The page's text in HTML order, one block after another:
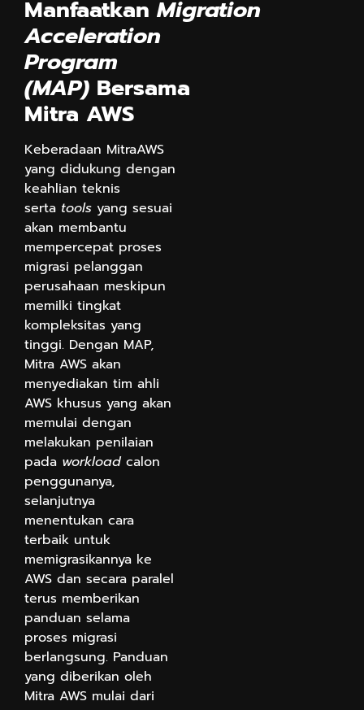
Manfaatkan Migration
Acceleration
Program
(MAP) Bersama
Mitra AWS
Keberadaan MitraAWS
yang didukung dengan
keahlian teknis
serta tools yang sesuai
akan membantu
mempercepat proses
migrasi pelanggan
perusahaan meskipun
memilki tingkat
kompleksitas yang
tinggi. Dengan MAP,
Mitra AWS akan
menyediakan tim ahli
AWS khusus yang akan
memulai dengan
melakukan penilaian
pada workloadcalon
penggunanya,
selanjutnya
menentukan cara
terbaik untuk
memigrasikannya ke
AWS dan secara paralel
terus memberikan
panduan selama
proses migrasi
berlangsung. Panduan
yang diberikan oleh
Mitra AWS mulai dari